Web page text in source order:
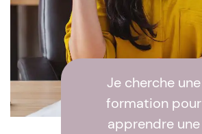
Je cherche une
formation pour
apprendre une